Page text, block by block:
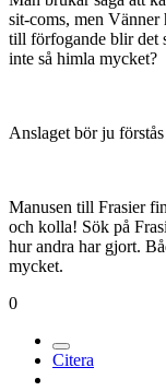
sit-coms, men Vänner
till förfogande blir det
inte så himla mycket?
Anslaget bör ju
Manusen till Frasier
och kolla! Sök på
hur andra har gjort.
mycket.
0
Citera